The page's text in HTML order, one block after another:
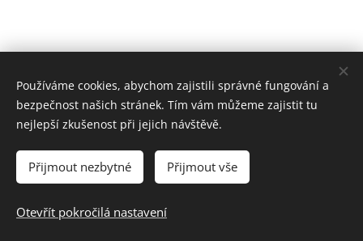
Do košíku
© 2022 Všechna práva vyhrazena
Používáme cookies, abychom zajistili správné fungování a
bezpečnost našich stránek. Tím vám můžeme zajistit tu
nejlepší zkušenost při jejich návštěvě.
Přijmout nezbytné Přijmout vše
Otevřít pokročilá nastavení